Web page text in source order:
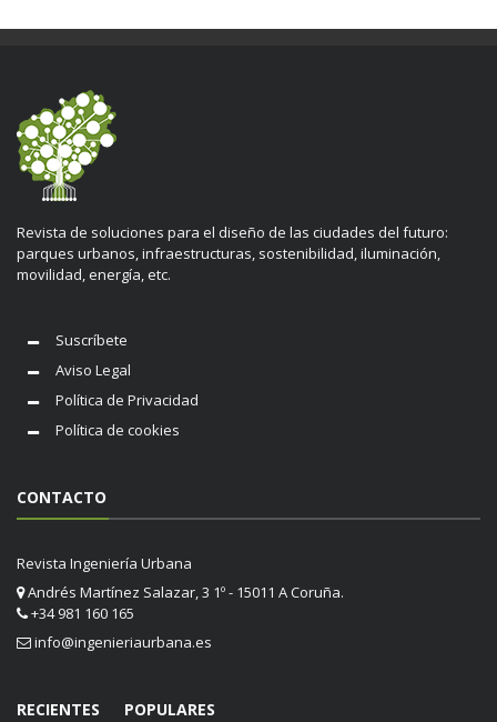
Revista de soluciones para el diseño de las ciudades del futuro:
parques urbanos, infraestructuras, sostenibilidad, iluminación,
movilidad, energía, etc.
Suscríbete
Aviso Legal
Política de Privacidad
Política de cookies
CONTACTO
Revista Ingeniería Urbana
Andrés Martínez Salazar, 3 1º - 15011 A Coruña.
+34 981 160 165
info@ingenieriaurbana.es
RECIENTES POPULARES